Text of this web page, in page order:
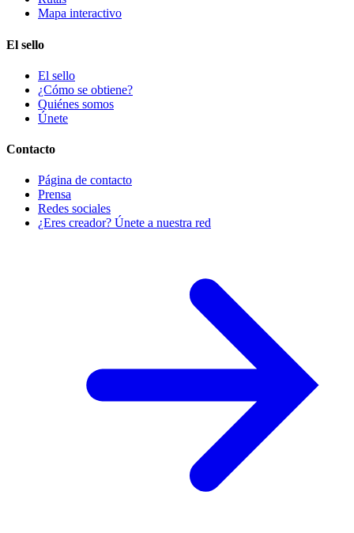
Mapa interactivo
El sello
El sello
¿Cómo se obtiene?
Quiénes somos
Únete
Contacto
Página de contacto
Prensa
Redes sociales
¿Eres creador? Únete a nuestra red